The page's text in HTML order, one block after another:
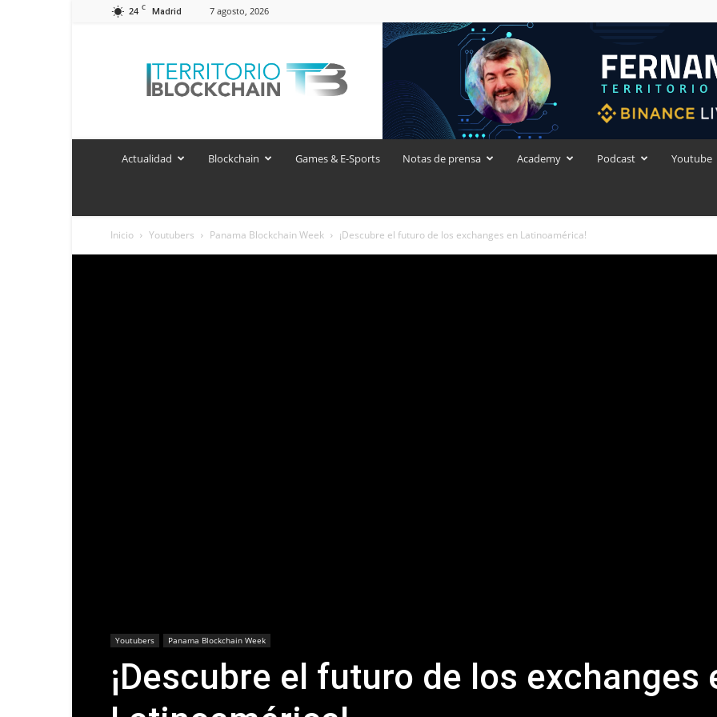
24 C Madrid 7 agosto, 2026
Blockchain
Actualidad Blockchain Games & E-Sports Notas de prensa Academy Podcast Youtube
Inicio Youtubers Panama Blockchain Week ¡Descubre el futuro de los exchanges en Latinoamérica!
Youtubers Panama Blockchain Week
¡Descubre el futuro de los exchanges